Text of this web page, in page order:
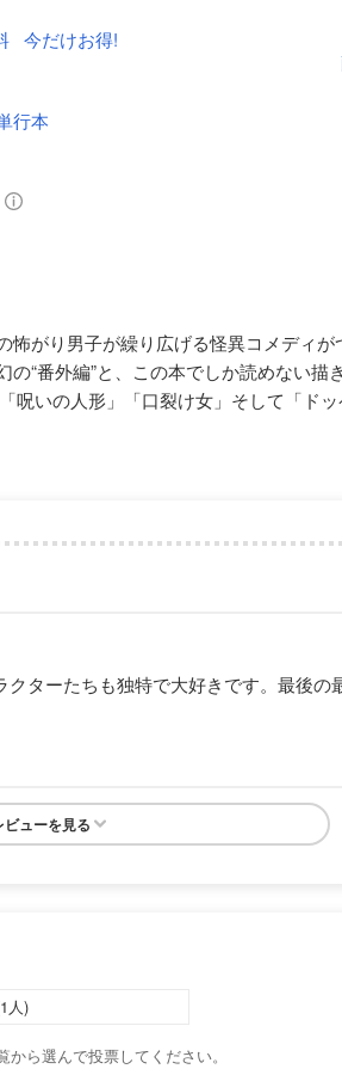
今だけお得!
行本
がり男子が繰り広げる怪異コメディ
“番外編”と、この本でしか読めない描
呪いの人形」「口裂け女」そして「ドッ
ターたちも独特で大好きです。最後の
ビューを見る
人)
から選んで投票してください。